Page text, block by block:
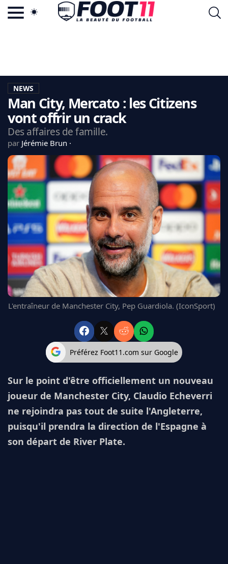
LA CHARTE
VIE PRIVÉE
CGU
CONTACTEZ-NOUS
MERCATO
CDM 2026
EDF
PSG
LIGUE 1
REAL MADRID
FC BARCELONE
MANCHESTER UNITED
CHELSEA
ARSENAL
BAYERN
L'AVIS DE LA RÉDAC'
NEWS
Man City, Mercato : les Citizens
vont offrir un crack
Des affaires de famille.
par Jérémie Brun
L'entraîneur de Manchester City, Pep Guardiola. (IconSport)
Préférez Foot11.com sur Google
Sur le point d'être officiellement un nouveau
joueur de Manchester City, Claudio Echeverri
ne rejoindra pas tout de suite l'Angleterre,
puisqu'il prendra la direction de l'Espagne à
son départ de River Plate.